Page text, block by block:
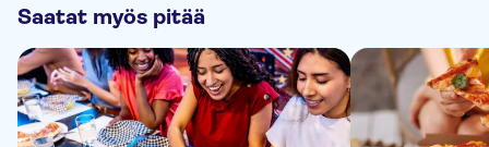
Saatat myös pitää